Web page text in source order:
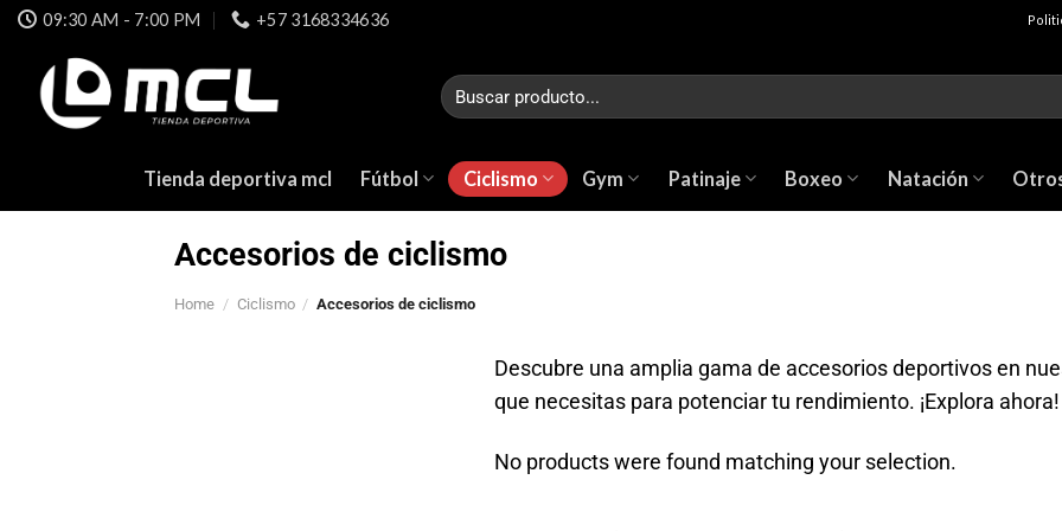
Skip
content
09:30 AM - 7:00 PM +57 3168334636
Search
for:
Tienda deportiva mcl Fútbol Ciclismo Gym Patinaje Boxeo Natación
Accesorios de ciclismo
Home / Ciclismo / Accesorios de ciclismo
Descubre una amplia gama de accesorios deportivos en
que necesitas para potenciar tu rendimiento. ¡Explora ahora!
No products were found matching your selection.